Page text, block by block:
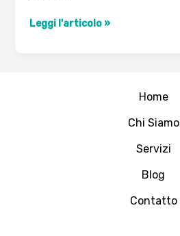
AIX:
Leggi l'articolo »
Home
Chi Siamo
Servizi
Blog
Contatto